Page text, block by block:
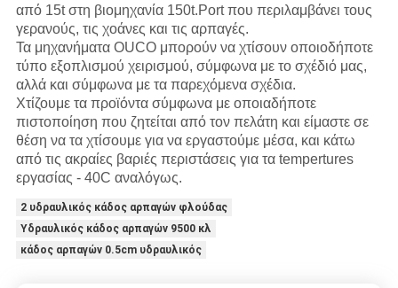
από 15t στη βιομηχανία 150t.Port που περιλαμβάνει τους
γερανούς, τις χοάνες και τις αρπαγές.
Τα μηχανήματα OUCO μπορούν να χτίσουν οποιοδήποτε
τύπο εξοπλισμού χειρισμού, σύμφωνα με το σχέδιό μας,
αλλά και σύμφωνα με τα παρεχόμενα σχέδια.
Χτίζουμε τα προϊόντα σύμφωνα με οποιαδήποτε
πιστοποίηση που ζητείται από τον πελάτη και είμαστε σε
θέση να τα χτίσουμε για να εργαστούμε μέσα, και κάτω
από τις ακραίες βαριές περιστάσεις για τα tempertures
εργασίας - 40C αναλόγως.
2 υδραυλικός κάδος αρπαγών φλούδας
Υδραυλικός κάδος αρπαγών 9500 κλ
κάδος αρπαγών 0.5cm υδραυλικός